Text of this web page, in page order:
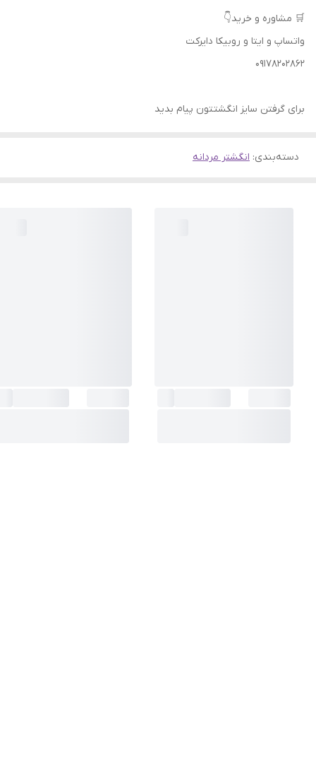
🛒 مشاوره و خرید👇
واتساپ و ایتا و روبیکا دایرکت
09178202862
برای گرفتن سایز انگشتتون پیام بدید
دسته‌بندی: انگشتر مردانه